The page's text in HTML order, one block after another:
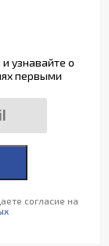
узнавайте о
первыми
согласие на